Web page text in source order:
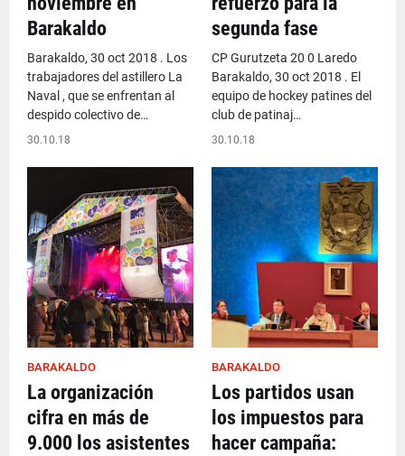
Barakaldo
Barakaldo, 30 oct 2018 . Los
trabajadores del astillero La
Naval , que se enfrentan al
despido colectivo de…
30.10.18
segunda fase
CP Gurutzeta 20 0 Laredo
Barakaldo, 30 oct 2018 . El
equipo de hockey patines del
club de patinaj…
30.10.18
BARAKALDO
La organización
cifra en más de
9.000 los asistentes
BARAKALDO
Los partidos usan
los impuestos para
hacer campaña: